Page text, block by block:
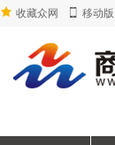
收藏众网 移动版